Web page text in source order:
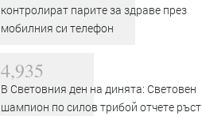
контролират парите за здраве през
мобилния си телефон
4,935
В Световния ден на динята: Световен
шампион по силов трибой отчете ръст